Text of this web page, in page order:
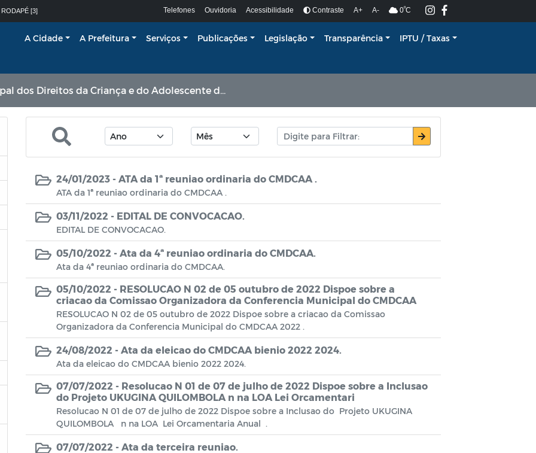
RODAPÉ [3] Telefones Ouvidoria Acessibilidade Contraste A+ A- 0ºC
A Cidade A Prefeitura Serviços Publicações Legislação Transparência IPTU / Taxas
Direitos da Criança e do Adolescente de Araruama - CMDCAA
24/01/2023 - ATA da 1ª reuniao ordinaria do CMDCAA .
ATA da 1ª reuniao ordinaria do CMDCAA .
03/11/2022 - EDITAL DE CONVOCACAO.
EDITAL DE CONVOCACAO.
05/10/2022 - Ata da 4ª reuniao ordinaria do CMDCAA.
Ata da 4ª reuniao ordinaria do CMDCAA.
05/10/2022 - RESOLUCAO N 02 de 05 outubro de 2022 Dispoe sobre a
criacao da Comissao Organizadora da Conferencia Municipal do CMDCAA
RESOLUCAO N 02 de 05 outubro de 2022 Dispoe sobre a criacao da Comissao
Organizadora da Conferencia Municipal do CMDCAA 2022 .
24/08/2022 - Ata da eleicao do CMDCAA bienio 2022 2024.
Ata da eleicao do CMDCAA bienio 2022 2024.
07/07/2022 - Resolucao N 01 de 07 de julho de 2022 Dispoe sobre a Inclusao
do Projeto UKUGINA QUILOMBOLA n na LOA Lei Orcamentari
Resolucao N 01 de 07 de julho de 2022 Dispoe sobre a Inclusao do Projeto UKUGINA
QUILOMBOLA n na LOA Lei Orcamentaria Anual .
07/07/2022 - Ata da terceira reuniao.